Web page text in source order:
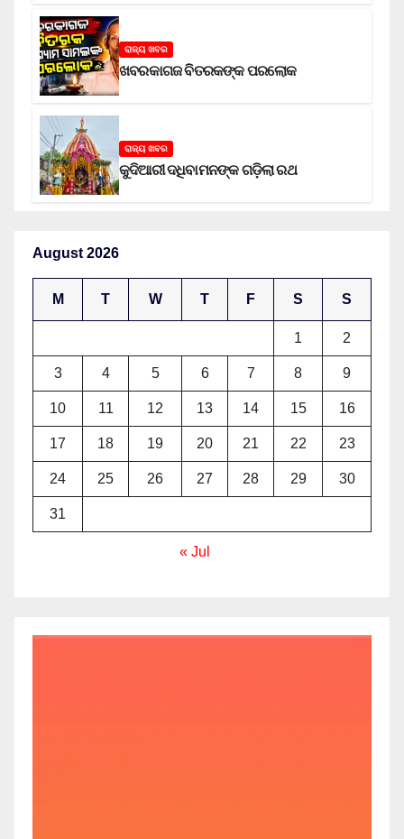
ରାଜ୍ୟ ଖବର
ଖବରକାଗଜ ବିତରକଙ୍କ ପରଲୋକ
ରାଜ୍ୟ ଖବର
କୁଦିଆରୀ ଦଧିବାମନଙ୍କ ଗଡ଼ିଲା ରଥ
August 2026
M T W T F S S
1 2
3 4 5 6 7 8 9
10 11 12 13 14 15 16
17 18 19 20 21 22 23
24 25 26 27 28 29 30
31
« Jul